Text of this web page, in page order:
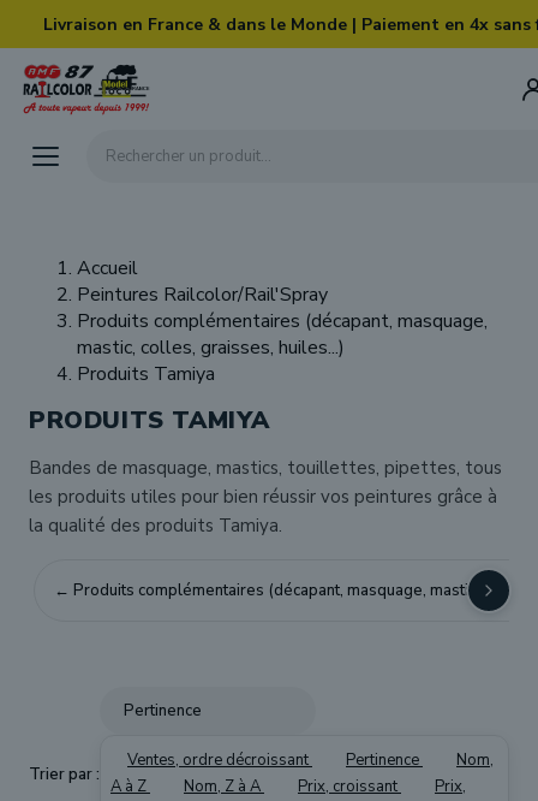
Skip to main content
Livraison en France & dans le Monde | Paiement en 4x sans
Rechercher un produit...
Accueil
Peintures Railcolor/Rail'Spray
Produits complémentaires (décapant, masquage,
mastic, colles, graisses, huiles...)
Produits Tamiya
PRODUITS TAMIYA
Bandes de masquage, mastics, touillettes, pipettes, tous
les produits utiles pour bien réussir vos peintures grâce à
la qualité des produits Tamiya.
← Produits complémentaires (décapant, masquage, mastic, colles,
Trier par :
Pertinence
Ventes, ordre décroissant Pertinence
Nom,
A à Z
Nom, Z à A Prix, croissant
Prix,